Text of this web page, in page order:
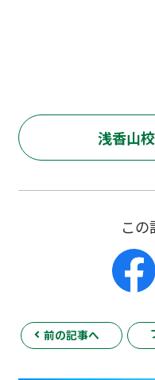
浅香山
こ
前の記事へ